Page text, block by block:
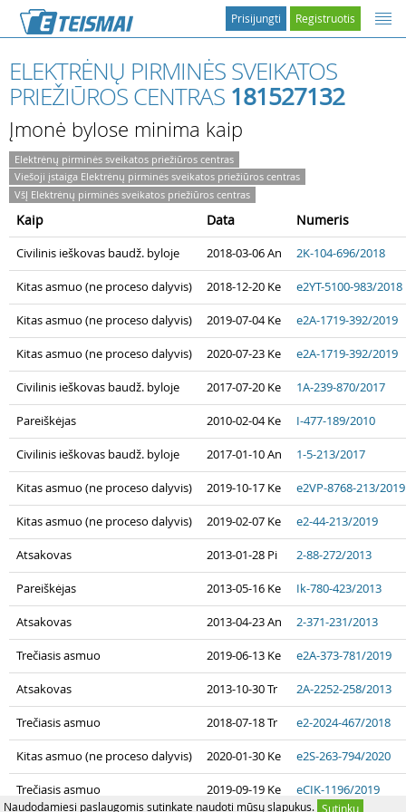
Naudodamiesi paslaugomis sutinkate naudoti mūsų slapukus. Sutinku
Registruotis
Prisijungti
ELEKTRĖNŲ PIRMINĖS SVEIKATOS
PRIEŽIŪROS CENTRAS 181527132
Įmonė bylose minima kaip
Elektrėnų pirminės sveikatos priežiūros centras
Viešoji įstaiga Elektrėnų pirminės sveikatos priežiūros centras
VšĮ Elektrėnų pirminės sveikatos priežiūros centras
Kaip Data Numeris
Civilinis ieškovas baudž. byloje 2018-03-06 An 2K-104-696/2018
Kitas asmuo (ne proceso dalyvis) 2018-12-20 Ke e2YT-5100-983/2018
Kitas asmuo (ne proceso dalyvis) 2019-07-04 Ke e2A-1719-392/2019
Kitas asmuo (ne proceso dalyvis) 2020-07-23 Ke e2A-1719-392/2019
Civilinis ieškovas baudž. byloje 2017-07-20 Ke 1A-239-870/2017
Pareiškėjas 2010-02-04 Ke I-477-189/2010
Civilinis ieškovas baudž. byloje 2017-01-10 An 1-5-213/2017
Kitas asmuo (ne proceso dalyvis) 2019-10-17 Ke e2VP-8768-213/2019
Kitas asmuo (ne proceso dalyvis) 2019-02-07 Ke e2-44-213/2019
Atsakovas 2013-01-28 Pi 2-88-272/2013
Pareiškėjas 2013-05-16 Ke Ik-780-423/2013
Atsakovas 2013-04-23 An 2-371-231/2013
Trečiasis asmuo 2019-06-13 Ke e2A-373-781/2019
Atsakovas 2013-10-30 Tr 2A-2252-258/2013
Trečiasis asmuo 2018-07-18 Tr e2-2024-467/2018
Kitas asmuo (ne proceso dalyvis) 2020-01-30 Ke e2S-263-794/2020
Trečiasis asmuo 2019-09-19 Ke eCIK-1196/2019